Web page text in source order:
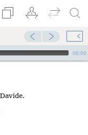
00:00